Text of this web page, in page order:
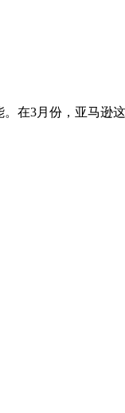
在3月份，亚马逊